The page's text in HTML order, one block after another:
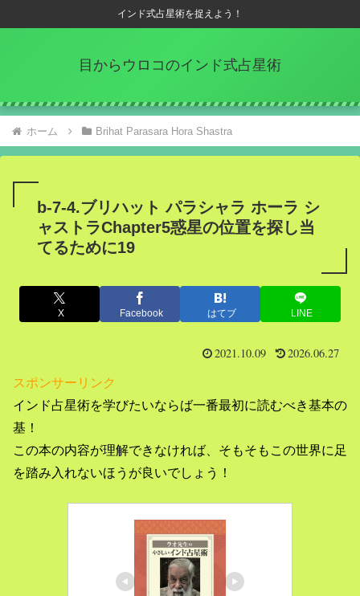
インド式占星術を捉えよう！
目からウロコのインド式占星術
ホーム Brihat Parasara Hora Shastra
b-7-4.ブリハット パラシャラ ホーラ シ
ャストラChapter5惑星の位置を探し当
てるために19
X Facebook はてブ LINE
2021.10.09 2026.06.27
スポンサーリンク
インド占星術を学びたいならば一番最初に読むべき基本の
基！
この本の内容が理解できなければ、そもそもこの世界に足
を踏み入れないほうが良いでしょう！